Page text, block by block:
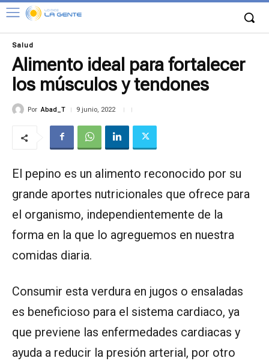
Salud
Alimento ideal para fortalecer
los músculos y tendones
Por Abad_T 9 junio, 2022
El pepino es un alimento reconocido por su
grande aportes nutricionales que ofrece para
el organismo, independientemente de la
forma en la que lo agreguemos en nuestra
comidas diaria.
Consumir esta verdura en jugos o ensaladas
es beneficioso para el sistema cardiaco, ya
que previene las enfermedades cardiacas y
ayuda a reducir la presión arterial, por otro